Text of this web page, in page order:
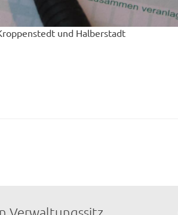
und Halberstadt
Verwaltungssitz